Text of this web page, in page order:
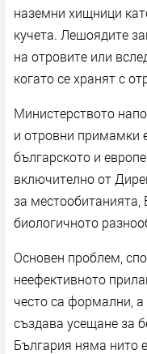
наземни хищници
кучета. Лешоядите
на отровите или
когато се хранят с
Министерството
и отровни примамки
българското и
включително от
за местообитанията,
биологичното
Основен проблем,
неефективното
често са формални,
създава усещане за
България няма нито